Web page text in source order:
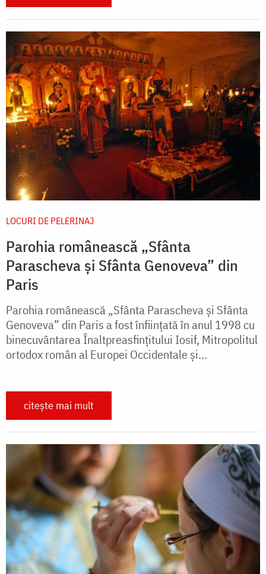
LOCURI DE PELERINAJ
Parohia românească „Sfânta
Parascheva și Sfânta Genoveva” din
Paris
Parohia românească „Sfânta Parascheva şi Sfânta
Genoveva” din Paris a fost înfiinţată în anul 1998 cu
binecuvântarea Înaltpreasfințitului Iosif, Mitropolitul
ortodox român al Europei Occidentale şi...
citește mai mult